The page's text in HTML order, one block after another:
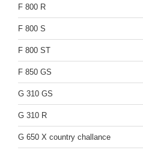
F 800 R
F 800 S
F 800 ST
F 850 GS
G 310 GS
G 310 R
G 650 X country challance